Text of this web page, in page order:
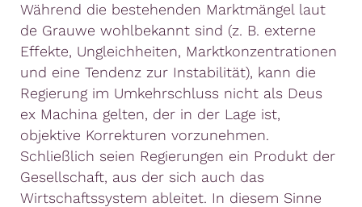
Während die bestehenden Marktmängel laut
de Grauwe wohlbekannt sind (z. B. externe
Effekte, Ungleichheiten, Marktkonzentrationen
und eine Tendenz zur Instabilität), kann die
Regierung im Umkehrschluss nicht als Deus
ex Machina gelten, der in der Lage ist,
objektive Korrekturen vorzunehmen.
Schließlich seien Regierungen ein Produkt der
Gesellschaft, aus der sich auch das
Wirtschaftssystem ableitet. In diesem Sinne